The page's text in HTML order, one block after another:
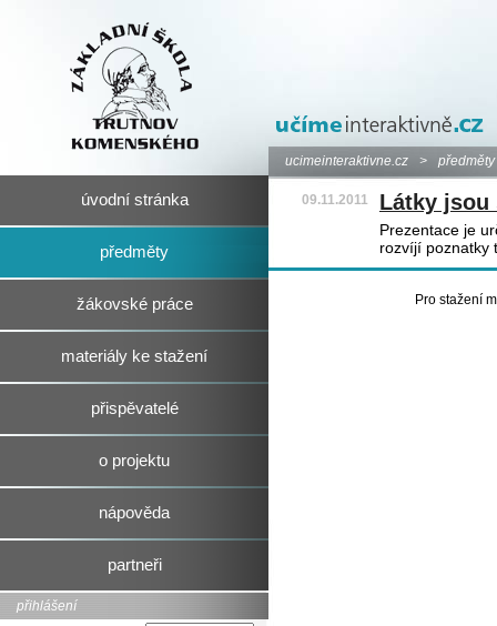
úvodní stránka
předměty
žákovské práce
materiály ke stažení
přispěvatelé
o projektu
nápověda
partneři
přihlášení
ucimeinteraktivne.cz > předměty
09.11.2011 Látky jsou
Prezentace je
rozvíjí poznatky
Pro stažení